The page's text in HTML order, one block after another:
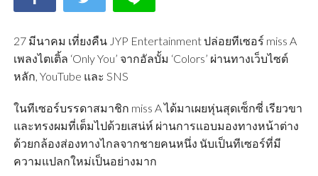
27 มีนาคม เที่ยงคืน JYP Entertainment ปล่อยทีเซอร์ miss A
เพลงไตเติ้ล ‘Only You’ จากอัลบั้ม ‘Colors’ ผ่านทางเว็บไซต์
หลัก, YouTube และ SNS
ในทีเซอร์บรรดาสมาชิก miss A ได้มาเผยหุ่นสุดเซ็กซี่ เรียวขา
และทรงผมที่เต็มไปด้วยเสน่ห์ ผ่านการแอบมองทางหน้าต่าง
ด้วยกล้องส่องทางไกลจากชายคนหนึ่ง นับเป็นทีเซอร์ที่มี
ความแปลกใหม่เป็นอย่างมาก